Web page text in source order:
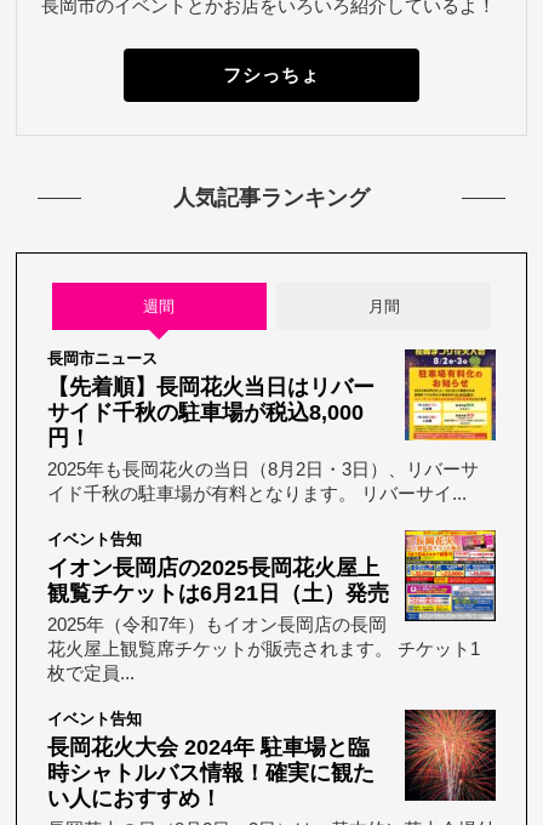
長岡市のイベントとかお店をいろいろ紹介しているよ！
フシっちょ
人気記事ランキング
週間 月間
長岡市ニュース
【先着順】長岡花火当日はリバー
サイド千秋の駐車場が税込8,000
円！
2025年も長岡花火の当日（8月2日・3日）、リバーサ
イド千秋の駐車場が有料となります。 リバーサイ...
イベント告知
イオン長岡店の2025長岡花火屋上
観覧チケットは6月21日（土）発売
2025年（令和7年）もイオン長岡店の長岡
花火屋上観覧席チケットが販売されます。 チケット1
枚で定員...
イベント告知
長岡花火大会 2024年 駐車場と臨
時シャトルバス情報！確実に観た
い人におすすめ！